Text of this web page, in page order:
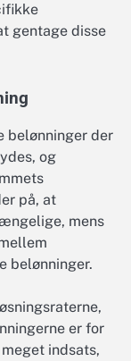
gentage disse
belønninger der
og
på, at
mens
belønninger.
er for
indsats,